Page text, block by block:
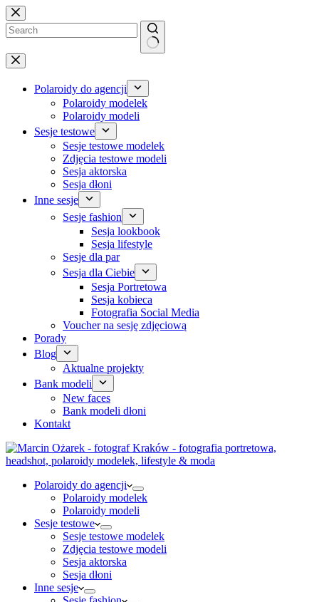
Przejdź
do
treści
Brak
wyników
Polaroidy do agencji
Polaroidy modelek
Polaroidy modeli
Sesje testowe
Sesje testowe modelek
Zdjęcia testowe modeli
Sesja aktorska
Sesja dłoni
Inne sesje
Sesje fashion
Sesja lookbook
Sesja lifestyle
Sesje dla par
Sesja dla Ciebie
Sesja Portretowa
Sesja kobieca
Fotografia Social Media
Voucher na sesję zdjęciową
Porady
Blog
Aktualne projekty
Bank modeli
New faces
Bank modeli dłoni
Kontakt
Polaroidy do agencji
Polaroidy modelek
Polaroidy modeli
Sesje testowe
Sesje testowe modelek
Zdjęcia testowe modeli
Sesja aktorska
Sesja dłoni
Inne sesje